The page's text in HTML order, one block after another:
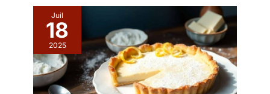
Juil
18
2025